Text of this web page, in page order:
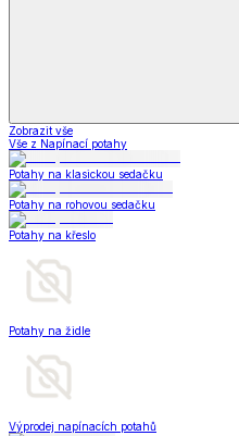
Zobrazit vše
Vše z Napínací potahy
Potahy na klasickou sedačku
Potahy na rohovou sedačku
Potahy na křeslo
Potahy na židle
Výprodej napínacích potahů